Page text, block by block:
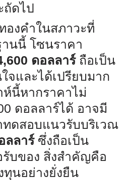
ถัดไป
องคำในสภาวะที่
านนี้ โซนราคา
ดอลลาร์ถือเป็น
จและได้เปรียบมาก
นี้หากราคาไม่
ดอลลาร์ได้ อาจมี
ทดสอบแนวรับบริเวณ
ลลาร์ซึ่งถือเป็น
รับของ สิ่งสำคัญคือ
ทุนอย่างยั่งยืน